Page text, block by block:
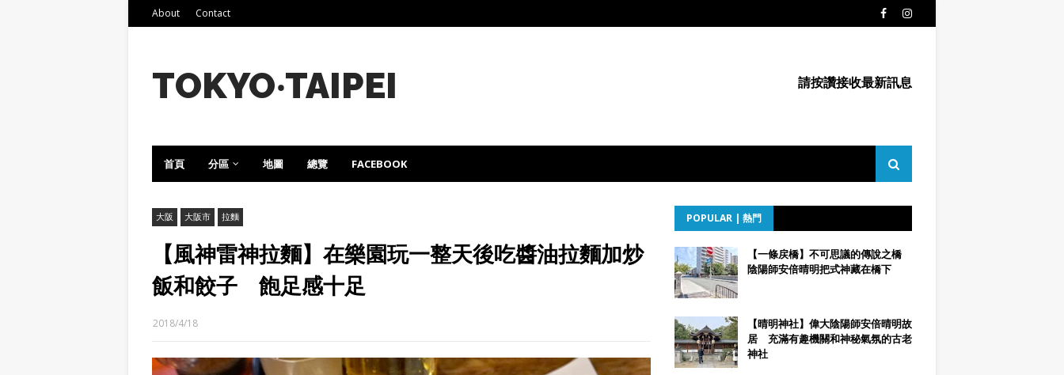
About Contact
TOKYO‧TAIPEI 請按讚接收最新訊息
首頁 分區 地圖 總覽 FACEBOOK
大阪 大阪市 拉麵
【風神雷神拉麵】在樂園玩一整天後吃醬油拉麵加炒
飯和餃子 飽足感十足
2018/4/18
POPULAR | 熱門
【一條戻橋】不可思議的傳說之橋
陰陽師安倍晴明把式神藏在橋下
【晴明神社】偉大陰陽師安倍晴明故
居 充滿有趣機關和神秘氣氛的古老
神社